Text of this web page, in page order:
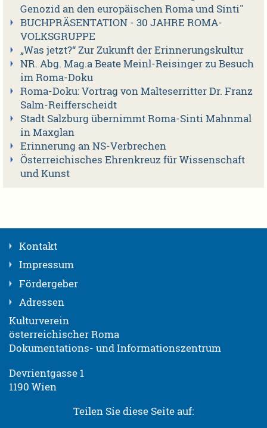
Genozid an den europäischen Roma und Sinti"
BUCHPRÄSENTATION - 30 JAHRE ROMA-
VOLKSGRUPPE
„Was jetzt?“ Zur Zukunft der Erinnerungskultur
NR. Abg. Mag.a Beate Meinl-Reisinger zu Besuch
im Roma-Doku
Roma-Doku: Vortrag von Malteserritter Dr. Franz
Salm-Reifferscheidt
Stadt Salzburg übernimmt Roma-Sinti Mahnmal
in Maxglan
Erinnerung an NS-Verbrechen
Österreichisches Ehrenkreuz für Wissenschaft
und Kunst
Kontakt
Impressum
Fördergeber
Adressen
Kulturverein
österreichischer Roma
Dokumentations- und Informationszentrum
Devrientgasse 1
1190 Wien
Teilen Sie diese Seite auf: